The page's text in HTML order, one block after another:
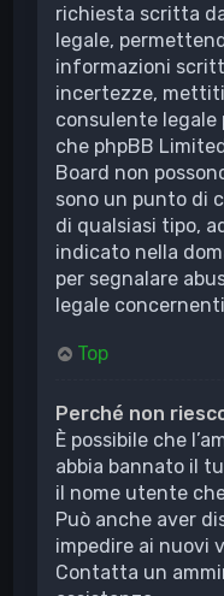
richiesta scritta
legale,
informazioni
incertezze,
consulente legale
che phpBB
Board non
sono un punto di
di qualsiasi tipo,
indicato nella
per segnalare
legale
Top
Perché non
È possibile che
abbia bannato il
il nome utente
Può anche aver
impedire ai nuovi
Contatta un